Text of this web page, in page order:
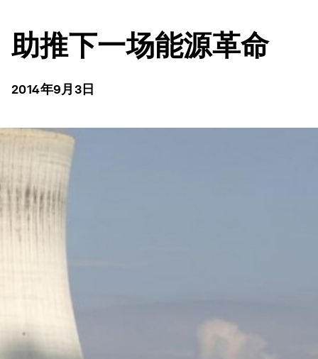
助推下一场能源革命
2014年9月3日